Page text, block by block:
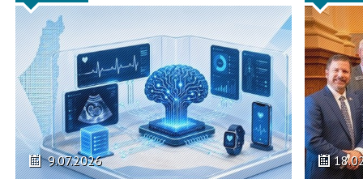
9.07.2026